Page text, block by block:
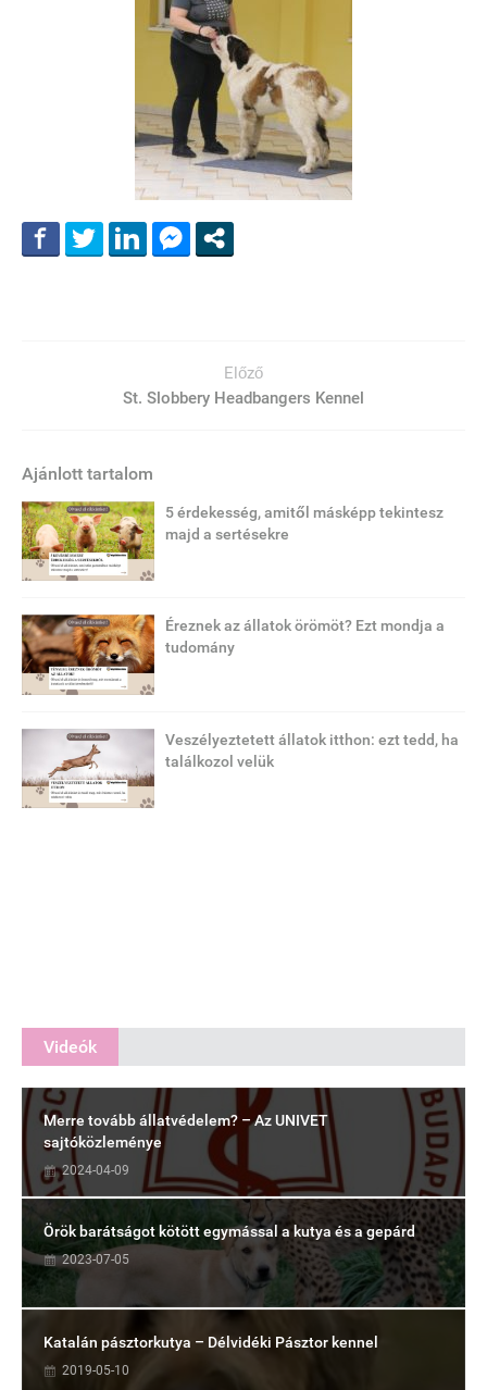
Előző
St. Slobbery Headbangers Kennel
Ajánlott tartalom
5 érdekesség, amitől másképp tekintesz
majd a sertésekre
Éreznek az állatok örömöt? Ezt mondja a
tudomány
Veszélyeztetett állatok itthon: ezt tedd, ha
találkozol velük
Videók
Merre tovább állatvédelem? – Az UNIVET
sajtóközleménye
2024-04-09
Örök barátságot kötött egymással a kutya és a gepárd
2023-07-05
Katalán pásztorkutya – Délvidéki Pásztor kennel
2019-05-10